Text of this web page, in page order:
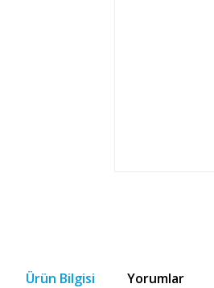
Ürün Bilgisi Yorumlar